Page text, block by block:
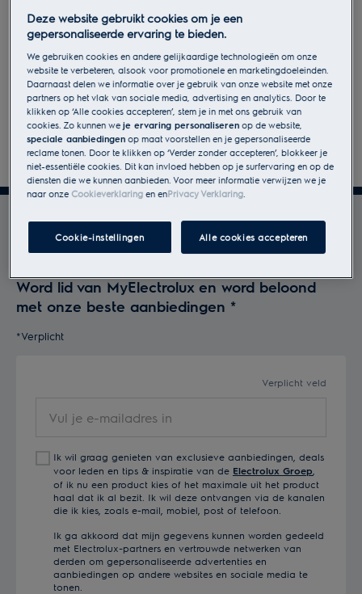
Volgende
Profiteer optimaal van
Electrolux
Word lid van MyElectrolux en word beloond
met onze beste aanbiedingen *
*Verplicht
Verplicht veld
mailadres
Ik wil graag genieten van exclusieve aanbiedingen, deals
voor leden en tips & inspiratie van de Electrolux Groep
of ik nu een product kies of het maximale uit het product
haal dat ik al bezit. Ik wil deze ontvangen via de kanalen
die ik kies, zoals e-mail, mobiel, post of telefoon.
Ik ga akkoord dat mijn gegevens kunnen worden gedeeld
met Electrolux-partners en vertrouwde netwerken van
derden om gepersonaliseerde advertenties en
aanbiedingen op andere websites en sociale media te
tonen.
Deze website gebruikt cookies om je een
gepersonaliseerde ervaring te bieden.
We gebruiken cookies en andere gelijkaardige technologieën om onze
website te verbeteren, alsook voor promotionele en marketingdoeleinden.
Daarnaast delen we informatie over je gebruik van onze website met onze
partners op het vlak van sociale media, advertising en analytics. Door te
klikken op ‘Alle cookies accepteren’, stem je in met ons gebruik van
cookies. Zo kunnen weje ervaring personaliseren op de website,
speciale aanbiedingen op maat voorstellen en je gepersonaliseerde
reclame tonen. Door te klikken op ‘Verder zonder accepteren’, blokkeer je
niet-essentiële cookies. Dit kan invloed hebben op je surfervaring en op de
diensten die we kunnen aanbieden. Voor meer informatie verwijzen we je
naar onze Cookieverklaring enenPrivacy Verklaring
Cookie-instellingen Alle cookies accepteren